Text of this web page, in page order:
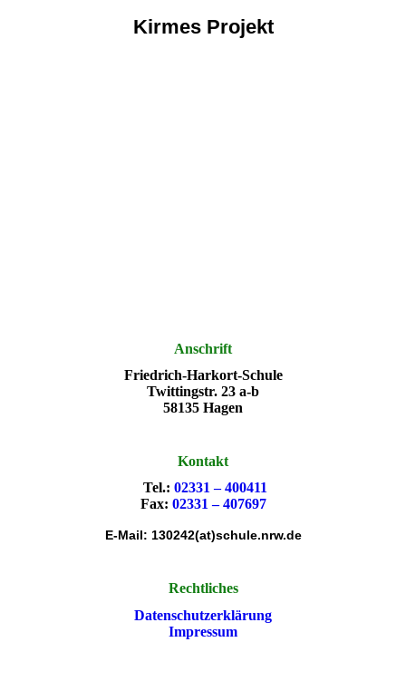
Kirmes Projekt
Anschrift
Friedrich-Harkort-Schule
Twittingstr. 23 a-b
58135 Hagen
Kontakt
Tel.: 02331 – 400411
Fax: 02331 – 407697
E-Mail: 130242(at)schule.nrw.de
Rechtliches
Datenschutzerklärung
Impressum